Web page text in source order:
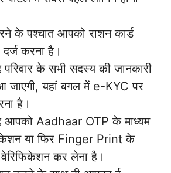
के पश्चात आपको राशन कार्ड
करना है।
के सभी सदस्य की जानकारी
यहां बगल में e-KYC पर
है।
आपको Aadhaar OTP के माध्यम
या फिर Finger Print के
वेरिफिकेशन कर लेना है।